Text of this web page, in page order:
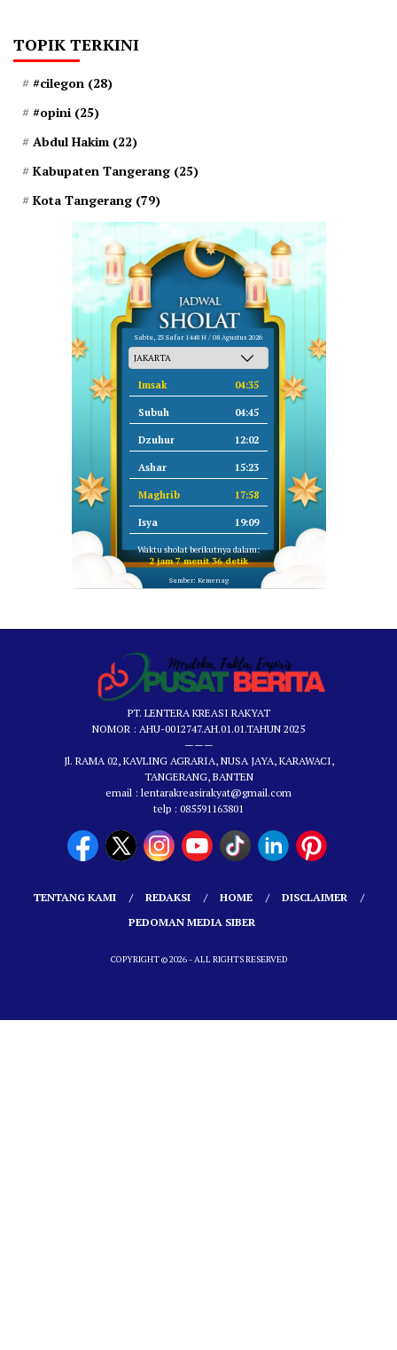
TOPIK TERKINI
#cilegon (28)
#opini (25)
Abdul Hakim (22)
Kabupaten Tangerang (25)
Kota Tangerang (79)
Sabtu, 23 Safar 1448 H / 08 Agustus 2026
Imsak 04:35
Subuh 04:45
Dzuhur 12:02
Ashar 15:23
Maghrib 17:58
Isya 19:09
Waktu sholat berikutnya dalam:
2 jam 7 menit 35 detik
Sumber: Kemenag
PT. LENTERA KREASI RAKYAT
NOMOR : AHU-0012747.AH.01.01.TAHUN 2025
———
Jl. RAMA 02, KAVLING AGRARIA, NUSA JAYA, KARAWACI,
TANGERANG, BANTEN
email : lentarakreasirakyat@gmail.com
telp : 085591163801
TENTANG KAMI REDAKSI HOME
DISCLAIMER
PEDOMAN MEDIA SIBER
COPYRIGHT © 2026 - ALL RIGHTS RESERVED